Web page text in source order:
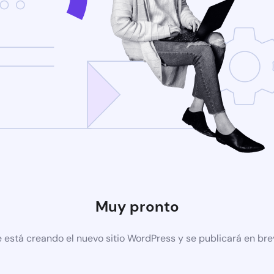
Muy pronto
está creando el nuevo sitio WordPress y se publicará en